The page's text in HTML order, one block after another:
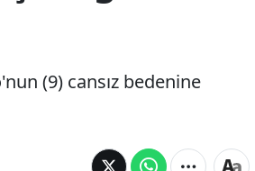
(9) cansız bedenine